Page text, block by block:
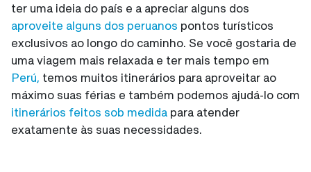
ter uma ideia do país e a apreciar alguns dos
aproveite alguns dos peruanos pontos turísticos
exclusivos ao longo do caminho. Se você gostaria de
uma viagem mais relaxada e ter mais tempo em
Perú, temos muitos itinerários para aproveitar ao
máximo suas férias e também podemos ajudá-lo com
itinerários feitos sob medida para atender
exatamente às suas necessidades.